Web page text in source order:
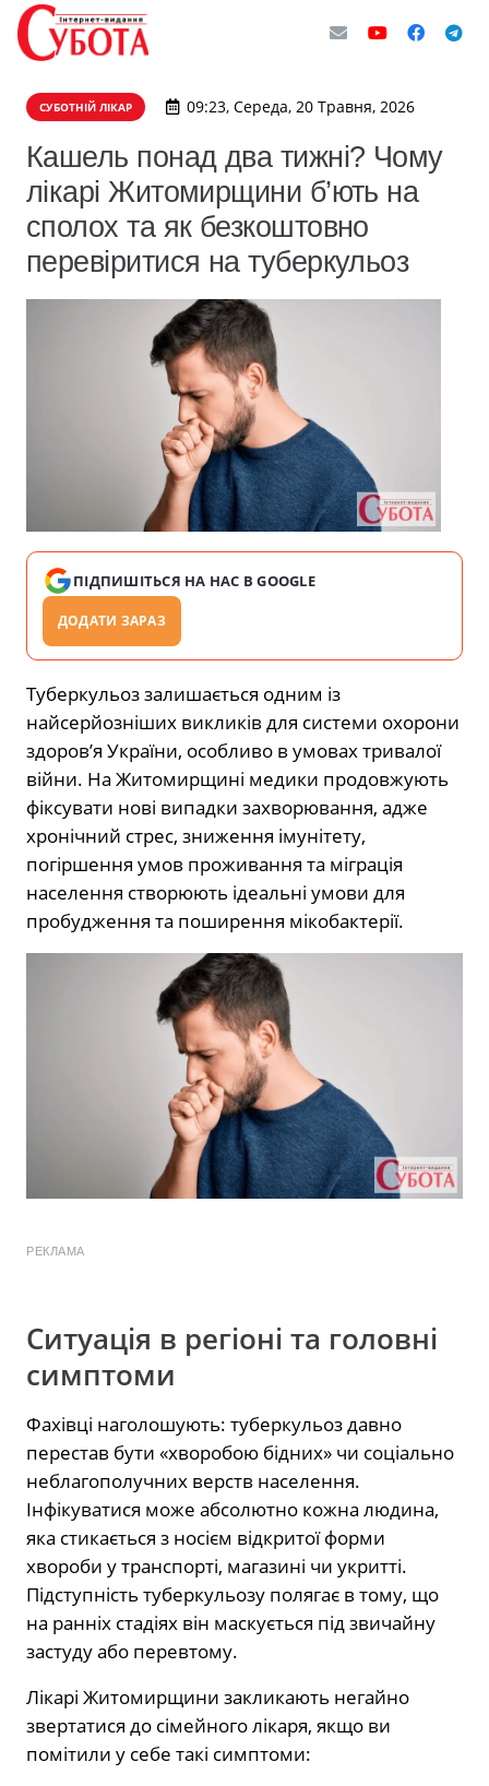
СУБОТНІЙ ЛІКАР 09:23, Середа, 20 Травня, 2026
Кашель понад два тижні? Чому
лікарі Житомирщини б’ють на
сполох та як безкоштовно
перевіритися на туберкульоз
ПІДПИШІТЬСЯ НА НАС В GOOGLE
ДОДАТИ ЗАРАЗ
Туберкульоз залишається одним із
найсерйозніших викликів для системи охорони
здоров’я України, особливо в умовах тривалої
війни. На Житомирщині медики продовжують
фіксувати нові випадки захворювання, адже
хронічний стрес, зниження імунітету,
погіршення умов проживання та міграція
населення створюють ідеальні умови для
пробудження та поширення мікобактерії.
РЕКЛАМА
Ситуація в регіоні та головні
симптоми
Фахівці наголошують: туберкульоз давно
перестав бути «хворобою бідних» чи соціально
неблагополучних верств населення.
Інфікуватися може абсолютно кожна людина,
яка стикається з носієм відкритої форми
хвороби у транспорті, магазині чи укритті.
Підступність туберкульозу полягає в тому, що
на ранніх стадіях він маскується під звичайну
застуду або перевтому.
Лікарі Житомирщини закликають негайно
звертатися до сімейного лікаря, якщо ви
помітили у себе такі симптоми: